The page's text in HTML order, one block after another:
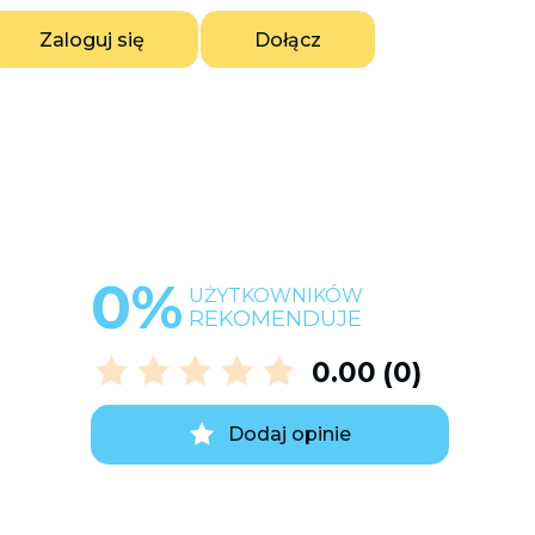
Zaloguj się Dołącz
0% UŻYTKOWNIKÓW
REKOMENDUJE
0.00 (0)
Dodaj opinie